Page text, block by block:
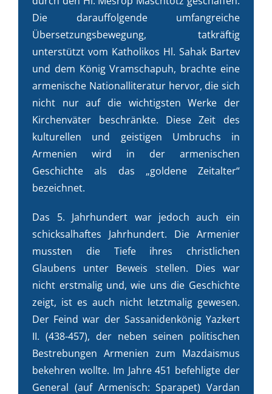
Die darauffolgende umfangreiche
Übersetzungsbewegung, tatkräftig
unterstützt vom Katholikos Hl. Sahak Bartev
und dem König Vramschapuh, brachte eine
armenische Nationalliteratur hervor, die sich
nicht nur auf die wichtigsten Werke der
Kirchenväter beschränkte. Diese Zeit des
kulturellen und geistigen Umbruchs in
Armenien wird in der armenischen
Geschichte als das „goldene Zeitalter“
bezeichnet.
Das 5. Jahrhundert war jedoch auch ein
schicksalhaftes Jahrhundert. Die Armenier
mussten die Tiefe ihres christlichen
Glaubens unter Beweis stellen. Dies war
nicht erstmalig und, wie uns die Geschichte
zeigt, ist es auch nicht letztmalig gewesen.
Der Feind war der Sassanidenkönig Yazkert
II. (438-457), der neben seinen politischen
Bestrebungen Armenien zum Mazdaismus
bekehren wollte. Im Jahre 451 befehligte der
General (auf Armenisch: Sparapet) Vardan